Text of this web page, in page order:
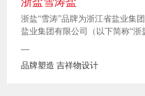
浙盐“雪涛”品牌为浙江省盐业集
盐业集团有限公司（以下简称“
为民初心、践行国企使命，承担
任务。浙盐集团历史悠久，前身
册资本金5亿元。
—
品牌塑造 吉祥物设计